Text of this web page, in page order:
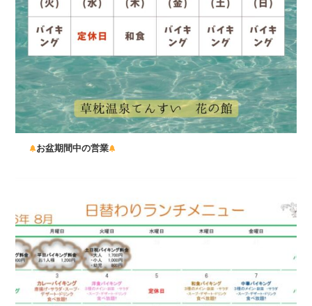
お盆期間中の営業